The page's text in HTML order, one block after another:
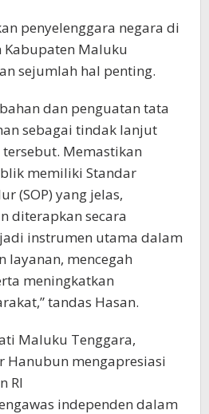
penyelenggara negara di
Maluku
sejumlah hal penting.
dan penguatan tata
sebagai tindak lanjut
Memastikan
memiliki Standar
(SOP) yang jelas,
diterapkan secara
instrumen utama dalam
layanan, mencegah
meningkatkan
tandas Hasan.
Maluku Tenggara,
Hanubun mengapresiasi
RI
independen dalam